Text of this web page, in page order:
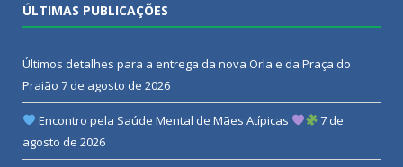
ÚLTIMAS PUBLICAÇÕES
Últimos detalhes para a entrega da nova Orla e da Praça do
Praião 7 de agosto de 2026
Encontro pela Saúde Mental de Mães Atípicas
7 de
agosto de 2026